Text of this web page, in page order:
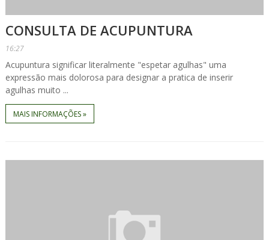
CONSULTA DE ACUPUNTURA
16:27
Acupuntura significar literalmente "espetar agulhas" uma
expressão mais dolorosa para designar a pratica de inserir
agulhas muito ...
MAIS INFORMAÇÕES »